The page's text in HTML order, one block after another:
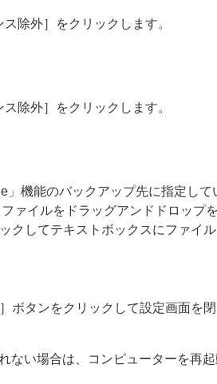
ス除外］をクリックします。
ス除外］をクリックします。
」機能のバックアップ先に指定し
ァイルをドラッグアンドドロップ
クしてテキストボックスにファイ
ボタンをクリックして設定画面を
ない場合は、コンピューターを再